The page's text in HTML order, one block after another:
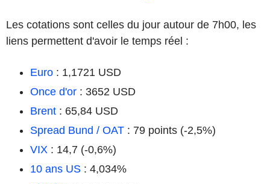
Les cotations sont celles du jour autour de 7h00, les
liens permettent d'avoir le temps réel :
Euro : 1,1721 USD
Once d'or : 3652 USD
Brent : 65,84 USD
Spread Bund / OAT : 79 points (-2,5%)
VIX : 14,7 (-0,6%)
10 ans US : 4,034%